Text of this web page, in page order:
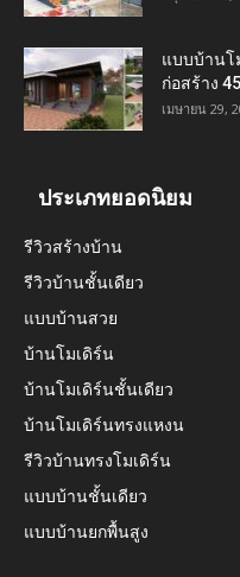
แบบบ้านโ
ก่อสร้าง
เมษายน 29,
ประเภทยอดนิยม
รีวิวสร้างบ้าน
รีวิวบ้านชั้นเดียว
แบบบ้านสวย
บ้านโมเดิร์น
บ้านโมเดิร์นชั้นเดียว
บ้านโมเดิร์นทรงแหงน
รีวิวบ้านทรงโมเดิร์น
แบบบ้านชั้นเดียว
แบบบ้านยกพื้นสูง